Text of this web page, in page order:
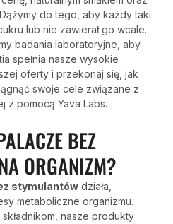
do tego, aby każdy taki
lub nie zawierał go wcale.
badania laboratoryjne, aby
spełnia nasze wysokie
oferty i przekonaj się, jak
swoje cele związane z
z pomocą Yava Labs.
BEZ
ORGANIZM?
stymulantów działa,
metaboliczne organizmu.
nasze produkty